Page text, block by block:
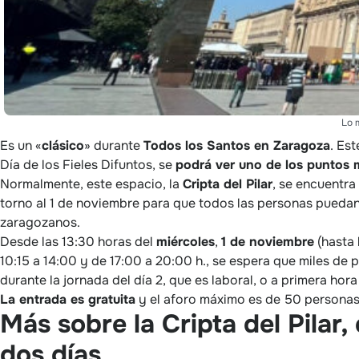
Lo
Es un «clásico» duranteTodos los Santos en Zaragoza.
Día de los Fieles Difuntos, sepodrá ver uno de los puntos
Normalmente, este espacio, la Cripta del Pilar, se
torno al 1 de noviembre para que todos las personas
zaragozanos.
Desde las 13:30 horas del miércoles, 1 de noviembre
10:15 a 14:00 y de 17:00 a 20:00 h., se espera que miles
durante la jornada del día 2, que es laboral, o a primera
La entrada es gratuita y el aforo máximo es de 50
Más sobre la Cripta del